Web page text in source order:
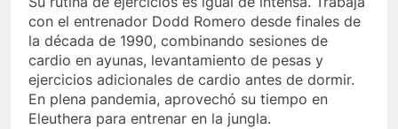
con el entrenador Dodd Romero desde finales de
la década de 1990, combinando sesiones de
cardio en ayunas, levantamiento de pesas y
ejercicios adicionales de cardio antes de dormir.
En plena pandemia, aprovechó su tiempo en
Eleuthera para entrenar en la jungla.